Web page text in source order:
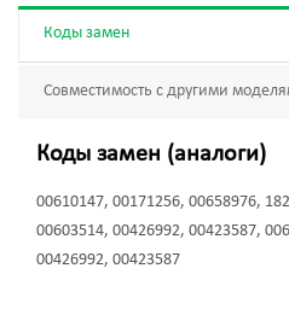
Коды замен
Совместимость с другими
Коды замен (аналоги)
00610147, 00171256, 00658976,
00603514, 00426992, 00423587,
00426992, 00423587